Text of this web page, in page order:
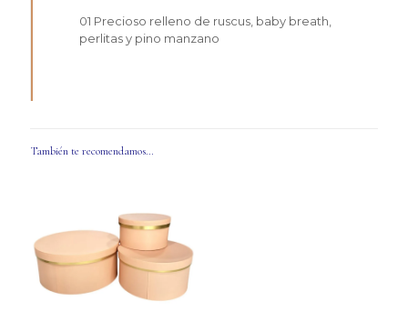
01 Precioso relleno de ruscus, baby breath,
perlitas y pino manzano
También te recomendamos…